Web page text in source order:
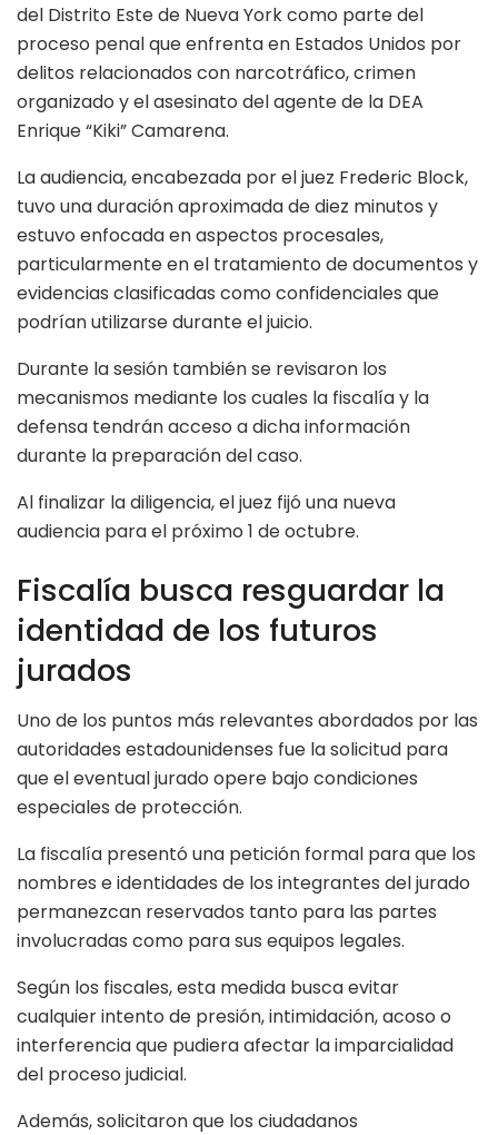
del Distrito Este de Nueva York como parte del
proceso penal que enfrenta en Estados Unidos por
delitos relacionados con narcotráfico, crimen
organizado y el asesinato del agente de la DEA
Enrique “Kiki” Camarena.
La audiencia, encabezada por el juez Frederic Block,
tuvo una duración aproximada de diez minutos y
estuvo enfocada en aspectos procesales,
particularmente en el tratamiento de documentos y
evidencias clasificadas como confidenciales que
podrían utilizarse durante el juicio.
Durante la sesión también se revisaron los
mecanismos mediante los cuales la fiscalía y la
defensa tendrán acceso a dicha información
durante la preparación del caso.
Al finalizar la diligencia, el juez fijó una nueva
audiencia para el próximo 1 de octubre.
Fiscalía busca resguardar la
identidad de los futuros
jurados
Uno de los puntos más relevantes abordados por las
autoridades estadounidenses fue la solicitud para
que el eventual jurado opere bajo condiciones
especiales de protección.
La fiscalía presentó una petición formal para que los
nombres e identidades de los integrantes del jurado
permanezcan reservados tanto para las partes
involucradas como para sus equipos legales.
Según los fiscales, esta medida busca evitar
cualquier intento de presión, intimidación, acoso o
interferencia que pudiera afectar la imparcialidad
del proceso judicial.
Además, solicitaron que los ciudadanos